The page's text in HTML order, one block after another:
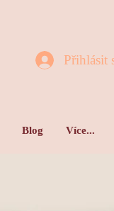
Přihlásit
Blog Více...